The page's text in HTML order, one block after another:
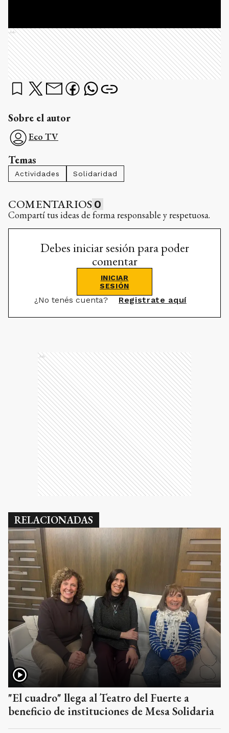
Ads
Sobre el autor
Eco TV
Temas
Actividades Solidaridad
COMENTARIOS 0
Compartí tus ideas de forma responsable y respetuosa.
Debes iniciar sesión para poder
comentar
INICIAR
SESIÓN
¿No tenés cuenta? Registrate aquí
Ads
RELACIONADAS
"El cuadro" llega al Teatro del Fuerte a
beneficio de instituciones de Mesa Solidaria